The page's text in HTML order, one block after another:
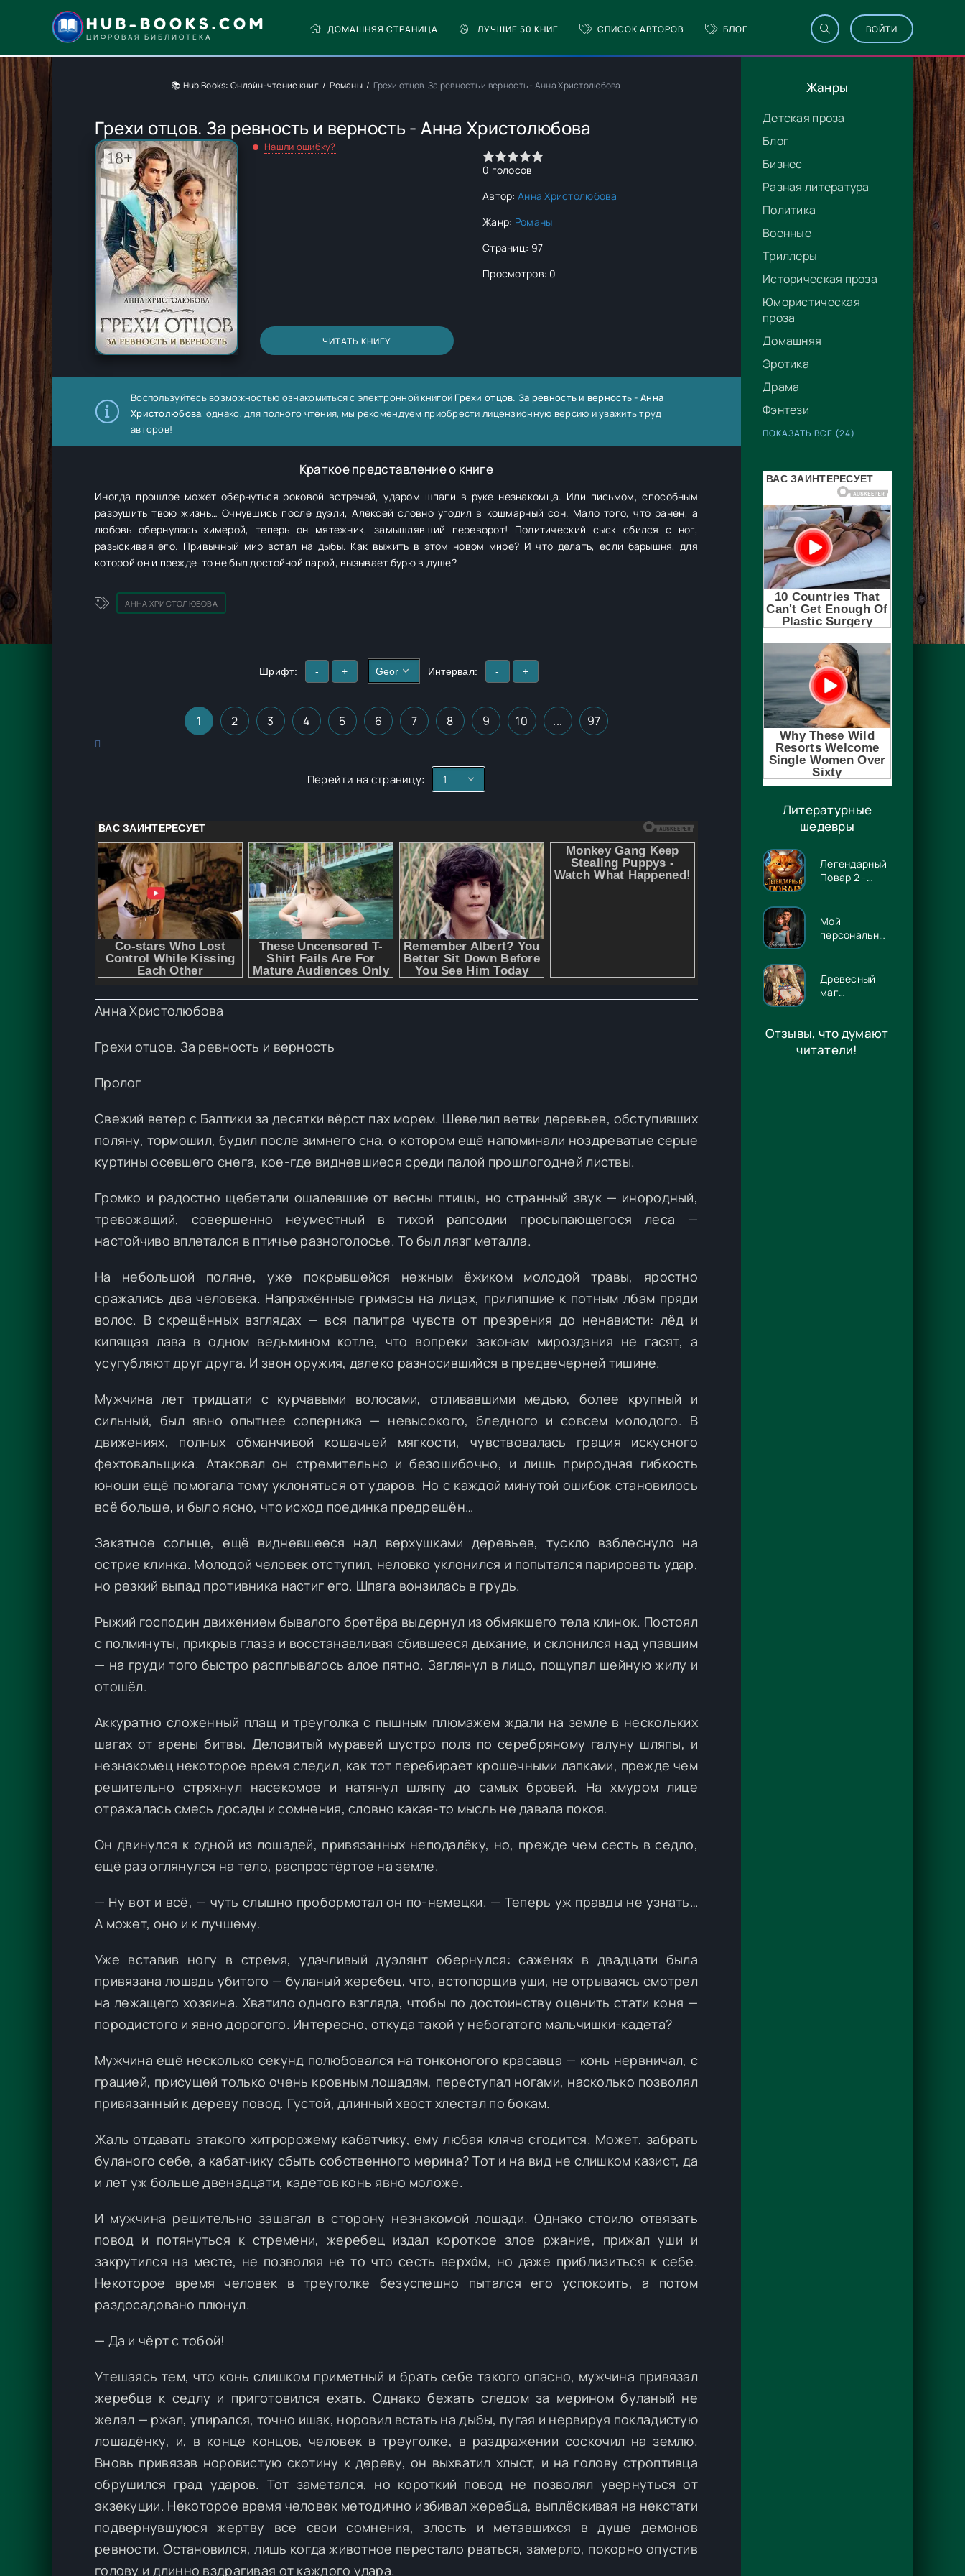
HUB-BOOKS.COM
ЦИФРОВАЯ БИБЛИОТЕКА
ДОМАШНЯЯ СТРАНИЦА ЛУЧШИЕ 50 КНИГ СПИСОК АВТОРОВ БЛОГ ВОЙТИ
Жанры
Детская проза
Блог
Бизнес
Разная литература
Политика
Военные
Триллеры
Историческая проза
Юмористическая
проза
Домашняя
Эротика
Драма
Фэнтези
ПОКАЗАТЬ ВСЕ (24)
Литературные
шедевры
Легендарный
Повар 2 -
Мой
персональный
Древесный
маг
- Игорь
Павлов
Отзывы, что думают
читатели!
📚 Hub Books: Онлайн-чтение книг Романы Грехи отцов. За ревность и верность - Анна Христолюбова
Грехи отцов. За ревность и верность - Анна Христолюбова
Нашли ошибку?
ЧИТАТЬ КНИГУ
0 голосов
Автор: Анна Христолюбова
Жанр: Романы
Страниц: 97
Просмотров: 0
Воспользуйтесь возможностью ознакомиться с электронной книгой Грехи отцов. За ревность и верность - Анна
Христолюбова, однако, для полного чтения, мы рекомендуем приобрести лицензионную версию и уважить труд
авторов!
Краткое представление о книге
Иногда прошлое может обернуться роковой встречей, ударом шпаги в руке незнакомца. Или письмом, способным
разрушить твою жизнь… Очнувшись после дуэли, Алексей словно угодил в кошмарный сон. Мало того, что ранен, а
любовь обернулась химерой, теперь он мятежник, замышлявший переворот! Политический сыск сбился с ног,
разыскивая его. Привычный мир встал на дыбы. Как выжить в этом новом мире? И что делать, если барышня, для
которой он и прежде-то не был достойной парой, вызывает бурю в душе?
АННА ХРИСТОЛЮБОВА
Шрифт: - + Интервал: - +
1 2 3 4 5 6 7 8 9 10 ... 97
Перейти на страницу:
Анна Христолюбова
Грехи отцов. За ревность и верность
Пролог
Свежий ветер с Балтики за десятки вёрст пах морем. Шевелил ветви деревьев, обступивших
поляну, тормошил, будил после зимнего сна, о котором ещё напоминали ноздреватые серые
куртины осевшего снега, кое-где видневшиеся среди палой прошлогодней листвы.
Громко и радостно щебетали ошалевшие от весны птицы, но странный звук — инородный,
тревожащий, совершенно неуместный в тихой рапсодии просыпающегося леса —
настойчиво вплетался в птичье разноголосье. То был лязг металла.
На небольшой поляне, уже покрывшейся нежным ёжиком молодой травы, яростно
сражались два человека. Напряжённые гримасы на лицах, прилипшие к потным лбам пряди
волос. В скрещённых взглядах — вся палитра чувств от презрения до ненависти: лёд и
кипящая лава в одном ведьмином котле, что вопреки законам мироздания не гасят, а
усугубляют друг друга. И звон оружия, далеко разносившийся в предвечерней тишине.
Мужчина лет тридцати с курчавыми волосами, отливавшими медью, более крупный и
сильный, был явно опытнее соперника — невысокого, бледного и совсем молодого. В
движениях, полных обманчивой кошачьей мягкости, чувствовалась грация искусного
фехтовальщика. Атаковал он стремительно и безошибочно, и лишь природная гибкость
юноши ещё помогала тому уклоняться от ударов. Но с каждой минутой ошибок становилось
всё больше, и было ясно, что исход поединка предрешён…
Закатное солнце, ещё видневшееся над верхушками деревьев, тускло взблеснуло на
острие клинка. Молодой человек отступил, неловко уклонился и попытался парировать удар,
но резкий выпад противника настиг его. Шпага вонзилась в грудь.
Рыжий господин движением бывалого бретёра выдернул из обмякшего тела клинок. Постоял
с полминуты, прикрыв глаза и восстанавливая сбившееся дыхание, и склонился над упавшим
— на груди того быстро расплывалось алое пятно. Заглянул в лицо, пощупал шейную жилу и
отошёл.
Аккуратно сложенный плащ и треуголка с пышным плюмажем ждали на земле в нескольких
шагах от арены битвы. Деловитый муравей шустро полз по серебряному галуну шляпы, и
незнакомец некоторое время следил, как тот перебирает крошечными лапками, прежде чем
решительно стряхнул насекомое и натянул шляпу до самых бровей. На хмуром лице
отражалась смесь досады и сомнения, словно какая-то мысль не давала покоя.
Он двинулся к одной из лошадей, привязанных неподалёку, но, прежде чем сесть в седло,
ещё раз оглянулся на тело, распростёртое на земле.
— Ну вот и всё, — чуть слышно пробормотал он по-немецки. — Теперь уж правды не узнать…
А может, оно и к лучшему.
Уже вставив ногу в стремя, удачливый дуэлянт обернулся: саженях в двадцати была
привязана лошадь убитого — буланый жеребец, что, встопорщив уши, не отрываясь смотрел
на лежащего хозяина. Хватило одного взгляда, чтобы по достоинству оценить стати коня —
породистого и явно дорогого. Интересно, откуда такой у небогатого мальчишки-кадета?
Мужчина ещё несколько секунд полюбовался на тонконогого красавца — конь нервничал, с
грацией, присущей только очень кровным лошадям, переступал ногами, насколько позволял
привязанный к дереву повод. Густой, длинный хвост хлестал по бокам.
Жаль отдавать этакого хитророжему кабатчику, ему любая кляча сгодится. Может, забрать
буланого себе, а кабатчику сбыть собственного мерина? Тот и на вид не слишком казист, да
и лет уж больше двенадцати, кадетов конь явно моложе.
И мужчина решительно зашагал в сторону незнакомой лошади. Однако стоило отвязать
повод и потянуться к стремени, жеребец издал короткое злое ржание, прижал уши и
закрутился на месте, не позволяя не то что сесть верхо́м, но даже приблизиться к себе.
Некоторое время человек в треуголке безуспешно пытался его успокоить, а потом
раздосадовано плюнул.
— Да и чёрт с тобой!
Утешаясь тем, что конь слишком приметный и брать себе такого опасно, мужчина привязал
жеребца к седлу и приготовился ехать. Однако бежать следом за мерином буланый не
желал — ржал, упирался, точно ишак, норовил встать на дыбы, пугая и нервируя покладистую
лошадёнку, и, в конце концов, человек в треуголке, в раздражении соскочил на землю.
Вновь привязав норовистую скотину к дереву, он выхватил хлыст, и на голову строптивца
обрушился град ударов. Тот заметался, но короткий повод не позволял увернуться от
экзекуции. Некоторое время человек методично избивал жеребца, выплёскивая на некстати
подвернувшуюся жертву все свои сомнения, злость и метавшихся в душе демонов
ревности. Остановился, лишь когда животное перестало рваться, замерло, покорно опустив
голову и длинно вздрагивая от каждого удара.